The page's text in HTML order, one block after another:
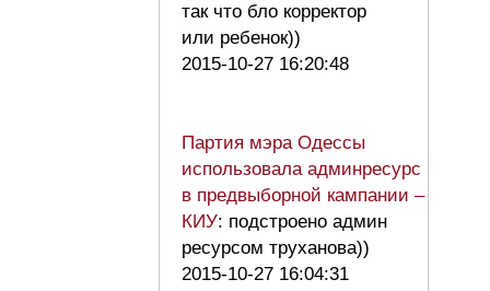
так что бло корректор
или ребенок))
2015-10-27 16:20:48
Партия мэра Одессы
использовала админресурс
в предвыборной кампании –
КИУ: подстроено админ
ресурсом труханова))
2015-10-27 16:04:31